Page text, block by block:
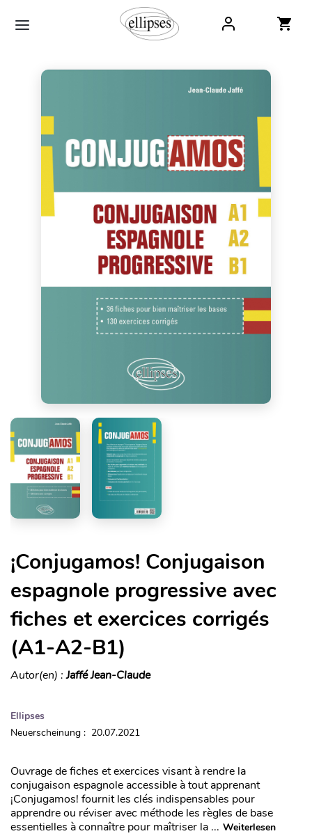
¡Conjugamos! Conjugaison
espagnole progressive avec
fiches et exercices corrigés
(A1-A2-B1)
Autor(en) :Jaffé Jean-Claude
Ellipses
Neuerscheinung : 20.07.2021
Ouvrage de fiches et exercices visant à rendre la
conjugaison espagnole accessible à tout apprenant
¡Conjugamos! fournit les clés indispensables pour
apprendre ou réviser avec méthode les règles de base
essentielles à connaître pour maîtriser la ... Weiterlesen